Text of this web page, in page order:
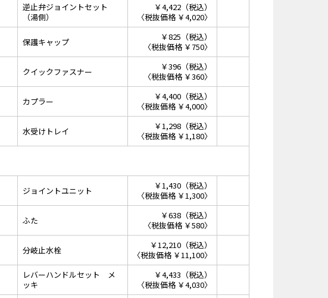
逆止弁ジョイントセット
（湯側）
￥4,422（税込）
〈税抜価格 ￥4,020〉
保護キャップ
￥825（税込）
〈税抜価格 ￥750〉
クイックファスナー
￥396（税込）
〈税抜価格 ￥360〉
カプラー
￥4,400（税込）
〈税抜価格 ￥4,000〉
水受けトレイ
￥1,298（税込）
〈税抜価格 ￥1,180〉
ジョイントユニット
￥1,430（税込）
〈税抜価格 ￥1,300〉
ふた
￥638（税込）
〈税抜価格 ￥580〉
分岐止水栓
￥12,210（税込）
〈税抜価格 ￥11,100〉
レバーハンドルセット メ
ッキ
￥4,433（税込）
〈税抜価格 ￥4,030〉